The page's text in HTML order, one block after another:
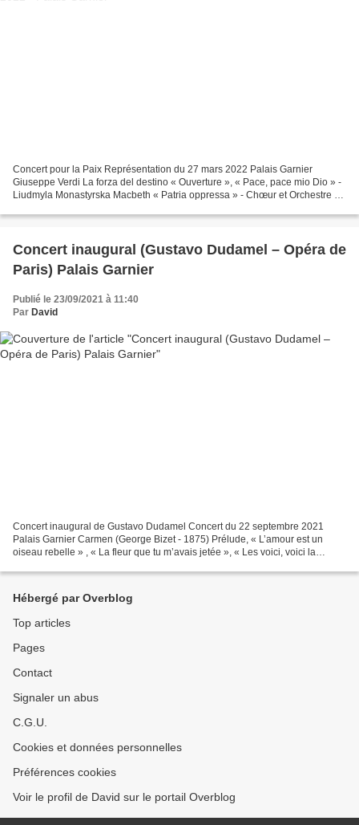
Concert pour la Paix Représentation du 27 mars 2022 Palais Garnier
Giuseppe Verdi La forza del destino « Ouverture », « Pace, pace mio Dio » -
Liudmyla Monastyrska Macbeth « Patria oppressa » - Chœur et Orchestre de
Concert inaugural (Gustavo Dudamel – Opéra de
Paris) Palais Garnier
Publié le 23/09/2021 à 11:40
Par David
Concert inaugural de Gustavo Dudamel Concert du 22 septembre 2021
Palais Garnier Carmen (George Bizet - 1875) Prélude, « L’amour est un
oiseau rebelle » , « La fleur que tu m’avais jetée », « Les voici, voici la
Hébergé par Overblog
Top articles
Pages
Contact
Signaler un abus
C.G.U.
Cookies et données personnelles
Préférences cookies
Voir le profil de David sur le portail Overblog